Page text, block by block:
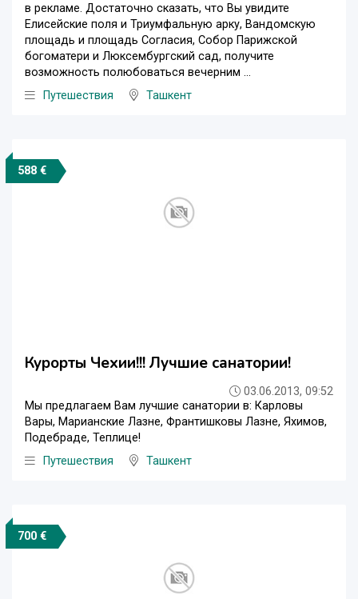
в рекламе. Достаточно сказать, что Вы увидите
Елисейские поля и Триумфальную арку, Вандомскую
площадь и площадь Согласия, Собор Парижской
богоматери и Люксембургский сад, получите
возможность полюбоваться вечерним ...
Путешествия
Ташкент
588 €
Курорты Чехии!!! Лучшие санатории!
03.06.2013, 09:52
Мы предлагаем Вам лучшие санатории в: Карловы
Вары, Марианские Лазне, Франтишковы Лазне, Яхимов,
Подебраде, Теплице!
Путешествия
Ташкент
700 €